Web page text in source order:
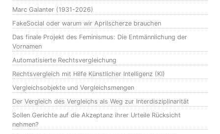
Marc Galanter (1931-2026)
FakeSocial oder warum wir Aprilscherze brauchen
Das finale Projekt des Feminismus: Die Entmännlichung der
Vornamen
Automatisierte Rechtsvergleichung
Rechtsvergleich mit Hilfe Künstlicher Intelligenz (KI)
Vergleichsobjekte und Vergleichsmengen
Der Vergleich des Vergleichs als Weg zur Interdisziplinarität
Sollen Gerichte auf die Akzeptanz ihrer Urteile Rücksicht
nehmen?